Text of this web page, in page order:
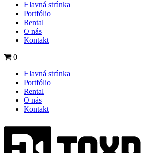
Hlavná stránka
Portfólio
Rental
O nás
Kontakt
0
Hlavná stránka
Portfólio
Rental
O nás
Kontakt